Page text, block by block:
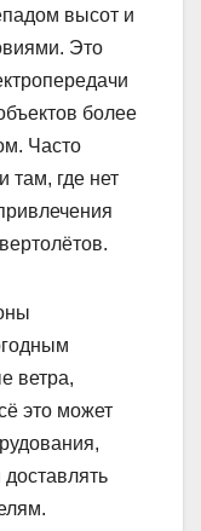
высот и
Это
более
Часто
там, где нет
ветра,
это может
доставлять